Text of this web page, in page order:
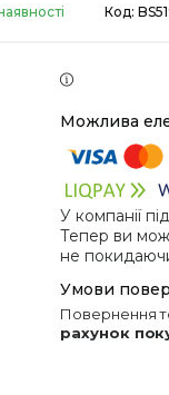
Код:
У компанії
Тепер ви
не
повернення
рахунок